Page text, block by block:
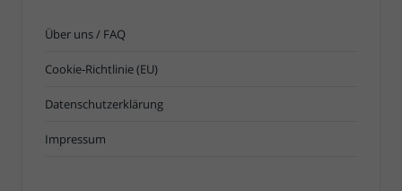
Über uns / FAQ
Cookie-Richtlinie (EU)
Datenschutzerklärung
Impressum